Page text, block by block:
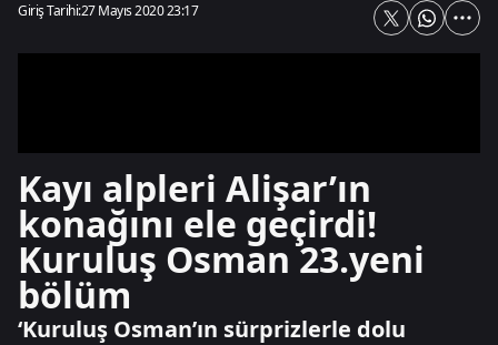
Giriş Tarihi:27 Mayıs 2020 23:17
Kayı alpleri Alişar’ın
konağını ele geçirdi!
Kuruluş Osman 23.yeni
bölüm
‘Kuruluş Osman’ın sürprizlerle dolu